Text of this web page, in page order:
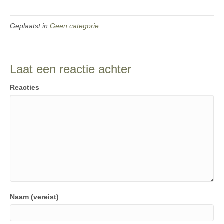
Geplaatst in Geen categorie
Laat een reactie achter
Reacties
Naam (vereist)